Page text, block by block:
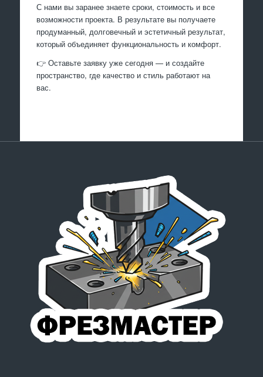
С нами вы заранее знаете сроки, стоимость и все
возможности проекта. В результате вы получаете
продуманный, долговечный и эстетичный результат,
который объединяет функциональность и комфорт.
👉 Оставьте заявку уже сегодня — и создайте
пространство, где качество и стиль работают на
вас.